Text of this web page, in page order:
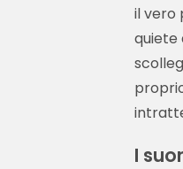
il vero
quiete
I